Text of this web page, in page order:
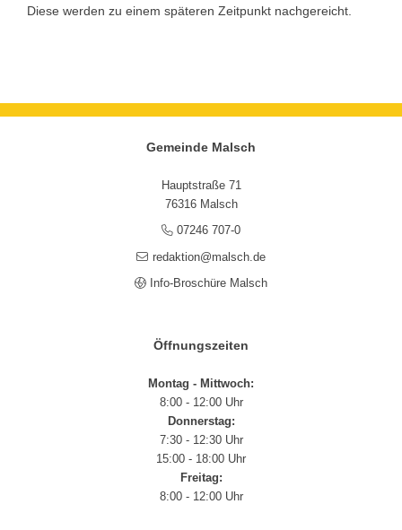
Diese werden zu einem späteren Zeitpunkt nachgereicht.
Gemeinde Malsch
Hauptstraße 71
76316 Malsch
07246 707-0
redaktion@malsch.de
Info-Broschüre Malsch
Öffnungszeiten
Montag - Mittwoch:
8:00 - 12:00 Uhr
Donnerstag:
7:30 - 12:30 Uhr
15:00 - 18:00 Uhr
Freitag:
8:00 - 12:00 Uhr